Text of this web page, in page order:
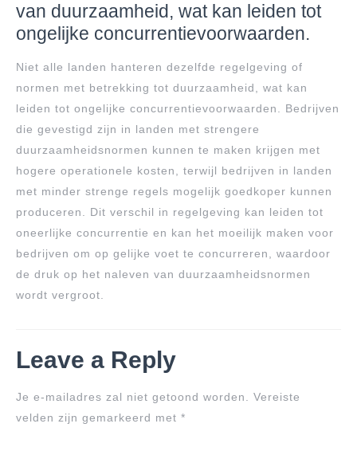
van duurzaamheid, wat kan leiden tot
ongelijke concurrentievoorwaarden.
Niet alle landen hanteren dezelfde regelgeving of
normen met betrekking tot duurzaamheid, wat kan
leiden tot ongelijke concurrentievoorwaarden. Bedrijven
die gevestigd zijn in landen met strengere
duurzaamheidsnormen kunnen te maken krijgen met
hogere operationele kosten, terwijl bedrijven in landen
met minder strenge regels mogelijk goedkoper kunnen
produceren. Dit verschil in regelgeving kan leiden tot
oneerlijke concurrentie en kan het moeilijk maken voor
bedrijven om op gelijke voet te concurreren, waardoor
de druk op het naleven van duurzaamheidsnormen
wordt vergroot.
Leave a Reply
Je e-mailadres zal niet getoond worden.
Vereiste
velden zijn gemarkeerd met *